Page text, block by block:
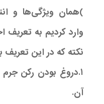
)همان ویژگی‌ها و
وارد کردیم به تعریف
نکته که در این تعریف
آن.